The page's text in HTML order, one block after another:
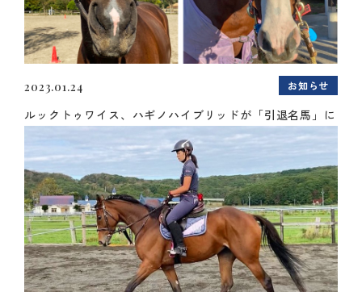
2023.01.24 お知らせ
ルックトゥワイス、ハギノハイブリッドが「引退名馬」に